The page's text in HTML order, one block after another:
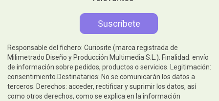
Responsable del fichero: Curiosite (marca registrada de
Milimetrado Diseño y Producción Multimedia S.L.). Finalidad: envío
de información sobre pedidos, productos o servicios. Legitimación:
consentimiento.Destinatarios: No se comunicarán los datos a
terceros. Derechos: acceder, rectificar y suprimir los datos, así
como otros derechos, como se explica en la información